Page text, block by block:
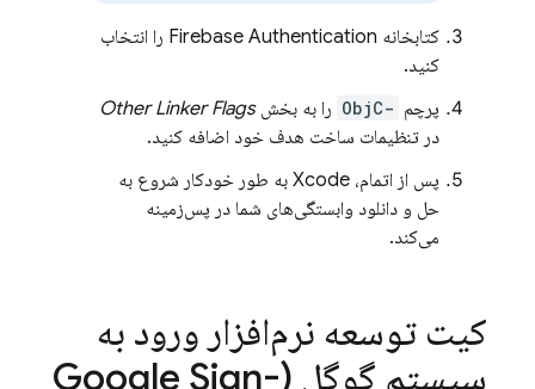
کتابخانه Firebase Authentication را انتخاب
کنید.
پرچم -ObjC را به بخشOther Linker Flags
در تنظیمات ساخت هدف خود اضافه کنید.
پس از اتمام، Xcode به طور خودکار شروع به
حل و دانلود وابستگی‌های شما در پس‌زمینه
می‌کند.
کیت توسعه نرم‌افزار ورود به
سیستم گوگل (Google Sign-